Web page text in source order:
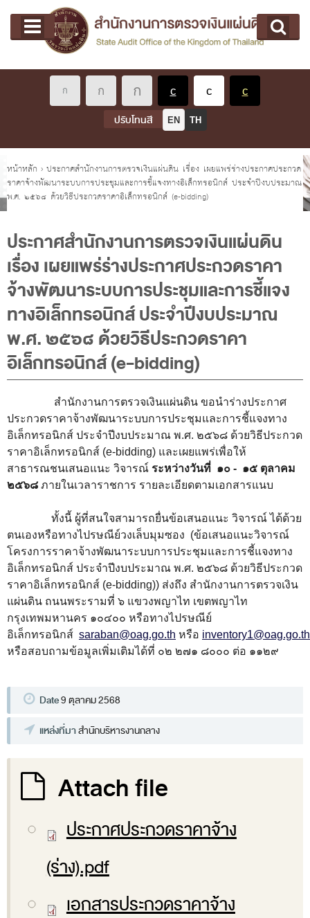
Main menu
หน้าแรก
เกี่ยวกับ คตง.
นโยบายการตรวจเงินแผ่นดิน
หลักเกณฑ์มาตรฐานเกี่ยวกับการตรวจเงินแผ่นดิน
ผู้ว่าการตรวจเงินแผ่นดิน
การบริหารและพัฒนาทรัพยากรบุคคล
ประวัติสำนักงานการตรวจเงินแผ่นดิน
พรป. ว่าด้วยการตรวจเงินแผ่นดิน พ.ศ. 2561
แผนปฏิบัติราชการ ระยะ 5 ปี (พ.ศ. 2566 - 2570)
พระราชดำรัส รัชกาลที่ 9
ผู้บริหารสำนักงานการตรวจเงินแผ่นดิน
รองผู้ว่าการตรวจเงินแผ่นดิน
ผู้ตรวจเงินแผ่นดิน (สตภ.1-15)
ที่ปรึกษาการตรวจเงินแผ่นดิน
ผู้ช่วยผู้ว่าการตรวจเงินแผ่นดิน
รองผู้ตรวจเงินแผ่นดิน (สตภ.1-15)
ที่ปรึกษาประจำสำนักงาน
ผู้บริหารเทคโนโลยีสารสนเทศระดับสูง (CIO)
หน้าที่และอำนาจ และการแบ่งส่วนราชการ
หน้าที่และอำนาจ
โครงสร้างหน่วยงาน
ภาพรวม
ส่วนกลาง
ส่วนภูมิภาค
แผ่นดิน
โครงสร้างคณะกรรมการตรวจสอบ
คณะกรรมการมาตรฐานจริยธรรมของเจ้าหน้าที่และ
บุคลากรอื่น
โครงสร้างคณะกรรมการ
เอกสารที่เกี่ยวข้อง
ตราสัญลักษณ์ สตง.
ผลการตรวจสอบ
ปรับโทนสี EN TH
คุณอยู่ที่
หน้าหลัก › ประกาศสำนักงานการตรวจเงินแผ่นดิน เรื่อง เผยแพร่ร่างประกาศประกวด
ราคาจ้างพัฒนาระบบการประชุมและการชี้แจงทางอิเล็กทรอนิกส์ ประจำปีงบประมาณ
พ.ศ. ๒๕๖๘ ด้วยวิธีประกวดราคาอิเล็กทรอนิกส์ (e-bidding)
ประกาศสำนักงานการตรวจเงินแผ่นดิน
เรื่อง เผยแพร่ร่างประกาศประกวดราคา
จ้างพัฒนาระบบการประชุมและการชี้แจง
ทางอิเล็กทรอนิกส์ ประจำปีงบประมาณ
พ.ศ. ๒๕๖๘ ด้วยวิธีประกวดราคา
อิเล็กทรอนิกส์ (e-bidding)
สำนักงานการตรวจเงินแผ่นดิน ขอนำร่างประกาศ
ประกวดราคาจ้างพัฒนาระบบการประชุมและการชี้แจงทาง
อิเล็กทรอนิกส์ ประจำปีงบประมาณ พ.ศ. ๒๕๖๘ ด้วยวิธีประกวด
ราคาอิเล็กทรอนิกส์ (e-bidding) และเผยแพร่เพื่อให้
สาธารณชนเสนอแนะ วิจารณ์ ระหว่างวันที่ ๑๐ - ๑๕ ตุลาคม
๒๕๖๘ ภายในเวลาราชการ รายละเอียดตามเอกสารแนบ
ทั้งนี้ ผู้ที่สนใจสามารถยื่นข้อเสนอแนะ วิจารณ์ ได้ด้วย
ตนเองหรือทางไปรษณีย์วงเล็บมุมซอง (ข้อเสนอแนะวิจารณ์
โครงการราคาจ้างพัฒนาระบบการประชุมและการชี้แจงทาง
อิเล็กทรอนิกส์ ประจำปีงบประมาณ พ.ศ. ๒๕๖๘ ด้วยวิธีประกวด
ราคาอิเล็กทรอนิกส์ (e-bidding)) ส่งถึง สำนักงานการตรวจเงิน
แผ่นดิน ถนนพระรามที่ ๖ แขวงพญาไท เขตพญาไท
กรุงเทพมหานคร ๑๐๔๐๐ หรือทางไปรษณีย์
อิเล็กทรอนิกส์ saraban@oag.go.th หรือ inventory1@oag.go.th
หรือสอบถามข้อมูลเพิ่มเติมได้ที่ ๐๒ ๒๗๑ ๘๐๐๐ ต่อ ๑๑๒๙
Date9 ตุลาคม 2568
แหล่งที่มาสำนักบริหารงานกลาง
Attach file
ประกาศประกวดราคาจ้าง
(ร่าง).pdf
เอกสารประกวดราคาจ้าง